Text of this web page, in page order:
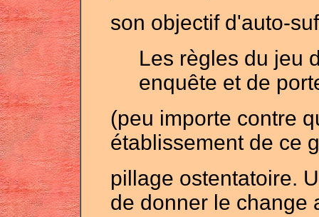
son objectif d'auto-
Les règles du jeu
enquête et de
(peu importe contre
établissement de ce
pillage ostentatoire.
de donner le change